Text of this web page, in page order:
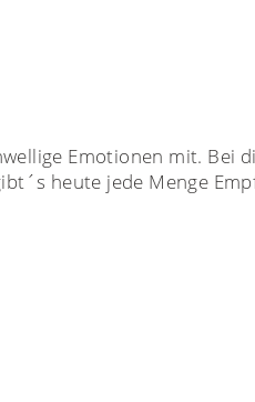
Emotionen mit. Bei
heute jede Menge